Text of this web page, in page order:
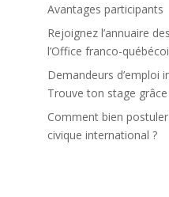
Avantages participants
Rejoignez l’annuaire
l’Office franco-
Demandeurs d’emploi
Trouve ton stage grâce
Comment bien
civique international ?